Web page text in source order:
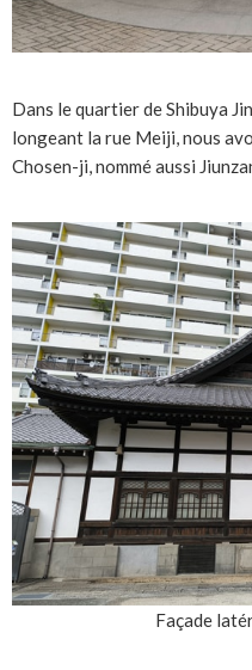
Dans le quartier de Shibuya
longeant la rue Meiji, nous
Chosen-ji, nommé aussi
Façade